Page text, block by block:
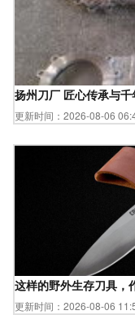
扬州刀厂 匠心传承与
更新时间：2026-08-06
这样的野外生存刀具，
更新时间：2026-08-06